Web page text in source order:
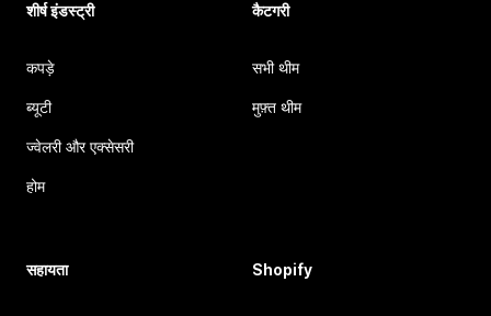
शीर्ष इंडस्ट्री
कपड़े
ब्यूटी
ज्वेलरी और एक्सेसरी
होम
कैटगरी
सभी थीम
मुफ़्त थीम
सहायता Shopify